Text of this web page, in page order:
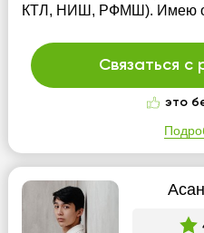
КТЛ, НИШ, РФМШ). Имею
Связаться с
это